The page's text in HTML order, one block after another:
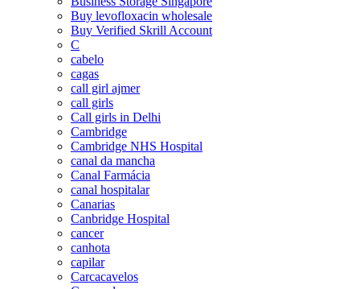
Buy levofloxacin wholesale
Buy Verified Skrill Account
C
cabelo
cagas
call girl ajmer
call girls
Call girls in Delhi
Cambridge
Cambridge NHS Hospital
canal da mancha
Canal Farmácia
canal hospitalar
Canarias
Canbridge Hospital
cancer
canhota
capilar
Carcacavelos